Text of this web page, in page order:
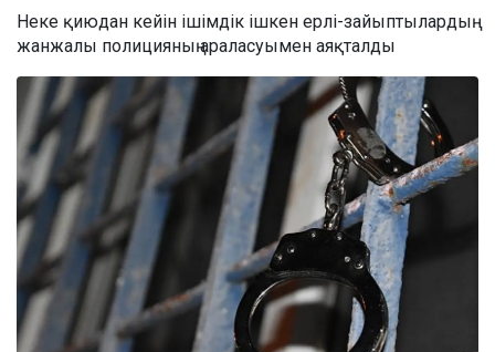
Неке қиюдан кейін ішімдік ішкен ерлі-зайыптылардың
жанжалы полицияның араласуымен аяқталды